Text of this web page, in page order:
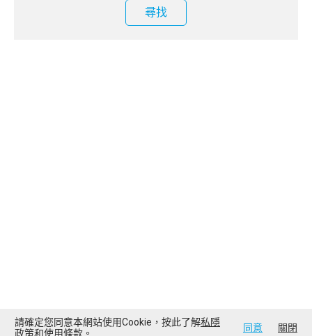
尋找
請確定您同意本網站使用Cookie，按此了解私隱
政策和使用條款 。 同意 關閉